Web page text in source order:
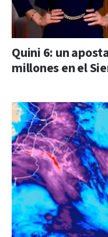
Quini 6: un
millones en el